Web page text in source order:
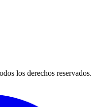
los derechos reservados.